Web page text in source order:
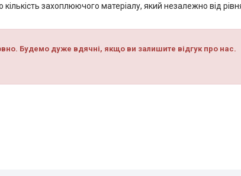
кількість захоплюючого матеріалу, який незалежно від
Будемо дуже вдячні, якщо ви залишите відгук про нас.